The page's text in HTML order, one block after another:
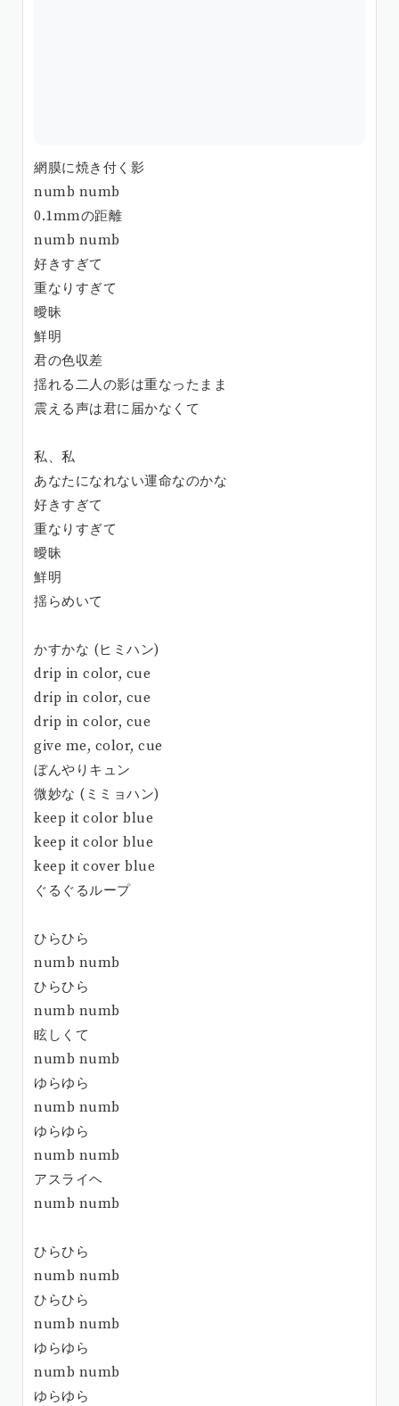
網膜に焼き付く影
numb numb
0.1mmの距離
numb numb
好きすぎて
重なりすぎて
曖昧
鮮明
君の色収差
揺れる二人の影は重なったまま
震える声は君に届かなくて
私、私
あなたになれない運命なのかな
好きすぎて
重なりすぎて
曖昧
鮮明
揺らめいて
かすかな (ヒミハン)
drip in color, cue
drip in color, cue
drip in color, cue
give me, color, cue
ぼんやりキュン
微妙な (ミミョハン)
keep it color blue
keep it color blue
keep it cover blue
ぐるぐるループ
ひらひら
numb numb
ひらひら
numb numb
眩しくて
numb numb
ゆらゆら
numb numb
ゆらゆら
numb numb
アスライヘ
numb numb
ひらひら
numb numb
ひらひら
numb numb
ゆらゆら
numb numb
ゆらゆら